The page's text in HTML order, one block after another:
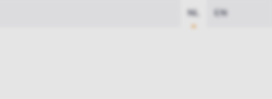
NL EN